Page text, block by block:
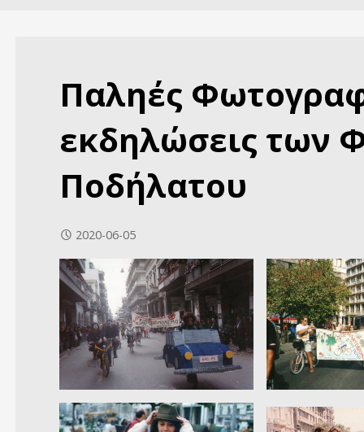
Παληές
εκδηλώσεις των
Ποδήλατου
2020-06-05